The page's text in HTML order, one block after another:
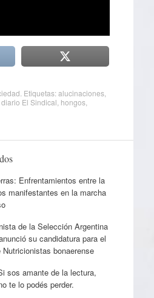
. Etiquetas:alucinaciones,
diario El Sindical hongos,
Enfrentamientos entre la
manifestantes en la marcha
de la Selección Argentina
su candidatura para el
Nutricionistas bonaerense
sos amante de la lectura,
te lo podés perder.